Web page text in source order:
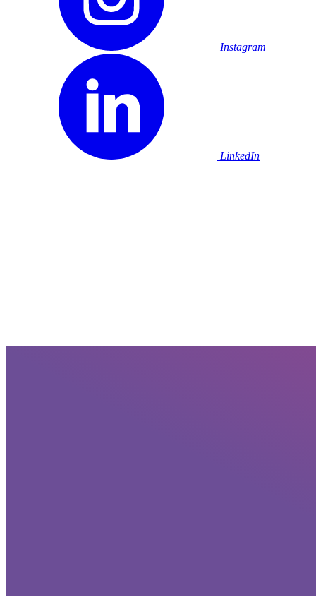
Instagram
LinkedIn